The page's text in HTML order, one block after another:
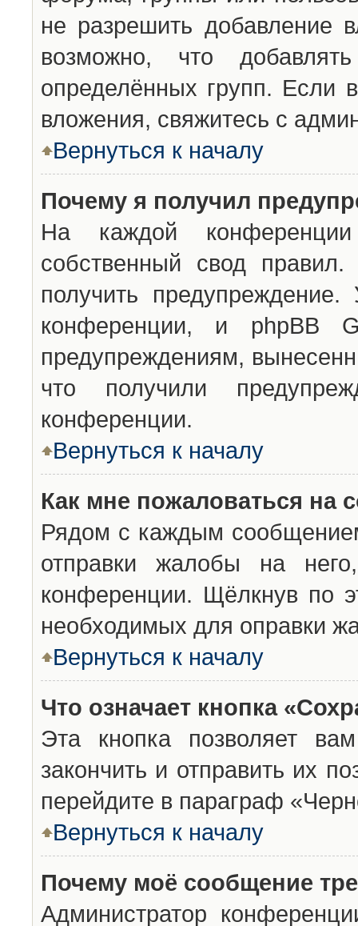
не разрешить добавление
возможно, что
определённых групп. Если
вложения, свяжитесь с
Вернуться к началу
Почему я получил
На каждой конференции
собственный свод
получить
конференции, и phpBB
предупреждениям,
что получили
конференции.
Вернуться к началу
Как мне пожаловаться на
Рядом с каждым
отправки жалобы на
конференции. Щёлкнув по
необходимых для оправки
Вернуться к началу
Что означает кнопка
Эта кнопка позволяет
закончить и отправить их
перейдите в параграф
Вернуться к началу
Почему моё сообщение
Администратор